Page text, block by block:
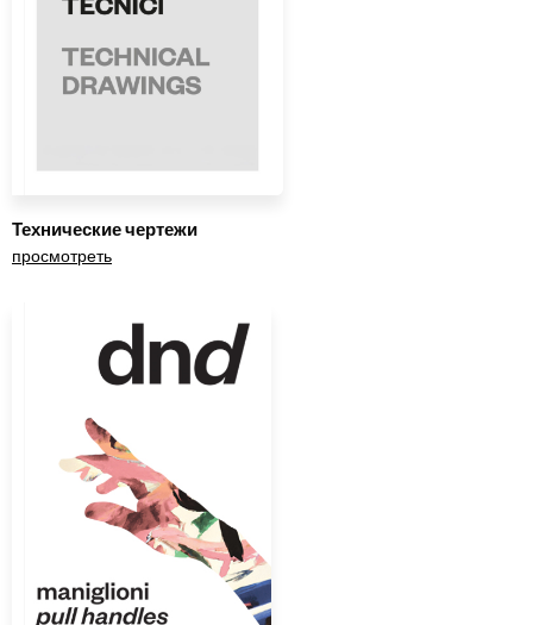
Технические чертежи
просмотреть